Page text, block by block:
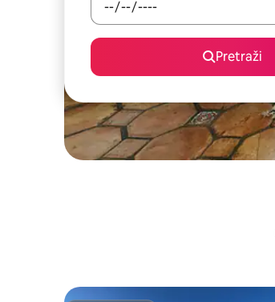
Pretraži